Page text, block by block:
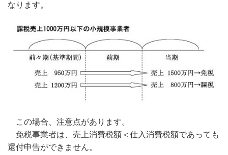
なります。
この場合、注意点があります。
免税事業者は、売上消費税額＜仕入消費税額であっても
還付申告ができません。